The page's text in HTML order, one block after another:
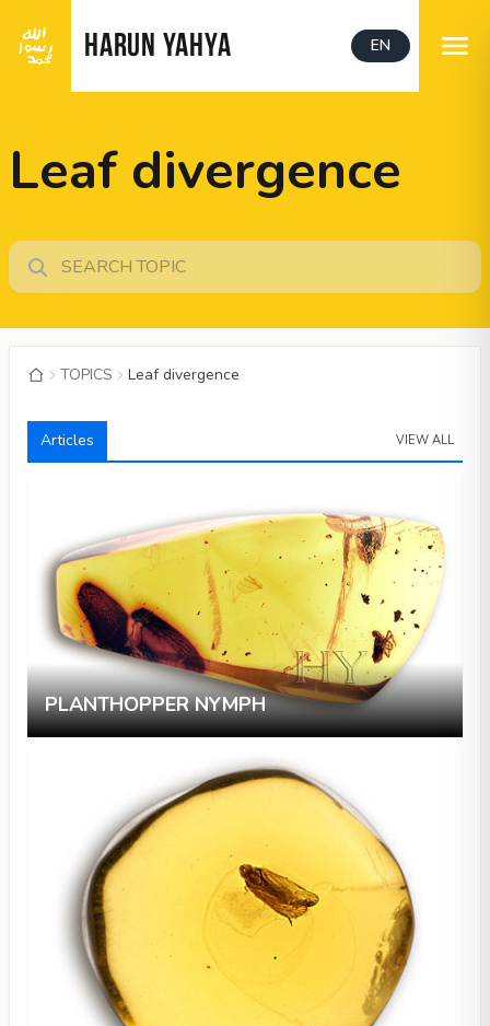
HARUN YAHYA EN
Leaf divergence
TOPICS Leaf divergence
Articles VIEW ALL
PLANTHOPPER NYMPH